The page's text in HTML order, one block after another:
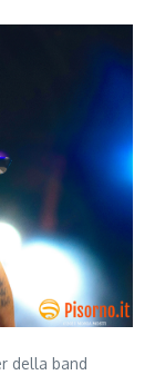
della band